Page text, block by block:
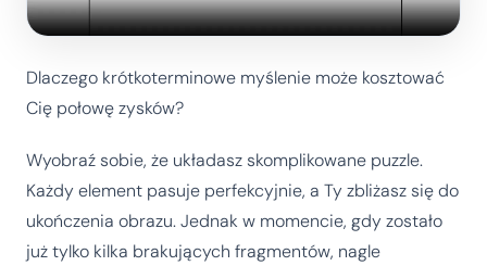
Dlaczego krótkoterminowe myślenie może kosztować
Cię połowę zysków?
Wyobraź sobie, że układasz skomplikowane puzzle.
Każdy element pasuje perfekcyjnie, a Ty zbliżasz się do
ukończenia obrazu. Jednak w momencie, gdy zostało
już tylko kilka brakujących fragmentów, nagle